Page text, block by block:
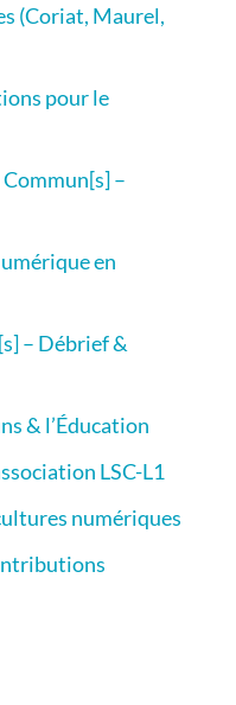
(Coriat, Maurel,
pour le
–
en
– Débrief &
& l’Éducation
LSC-L1
numériques